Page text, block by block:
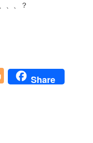
、、？
Bl
Share